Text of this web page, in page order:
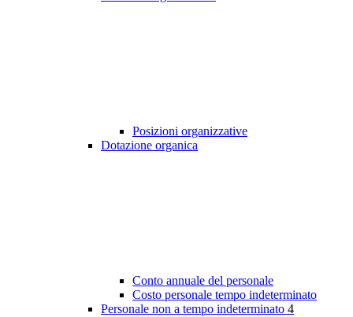
Posizioni organizzative
Dotazione organica
Conto annuale del personale
Costo personale tempo indeterminato
Personale non a tempo indeterminato 4